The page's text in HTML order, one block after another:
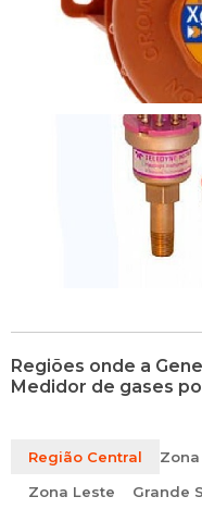
Regiões onde a
Medidor de gases
Região Central
Zona Leste
Grande